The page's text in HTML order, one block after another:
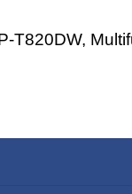
T820DW,